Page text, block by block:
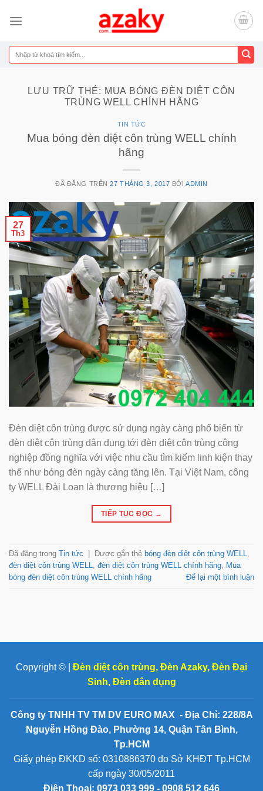
đến
dung
Tìm
kiếm:
LƯU TRỮ THẺ: MUA BÓNG ĐÈN DIỆT CÔN
TRÙNG WELL CHÍNH HÃNG
TIN TỨC
Mua bóng đèn diệt côn trùng WELL chính
hãng
ĐÃ ĐĂNG TRÊN27 THÁNG 3, 2017 BỞIADMIN
27
Th3
Đèn diệt côn trùng được sử dụng ngày càng phổ biến từ
đèn diệt côn trùng dân dụng tới đèn diệt côn trùng công
nghiệp đồng nghĩa với việc nhu cầu tìm kiếm linh kiện thay
thế như bóng đèn ngày càng tăng lên. Tại Việt Nam, công
ty WELL Đài Loan là thương hiệu […]
TIẾP TỤC ĐỌC →
Đã đăng trong Tin tức Được gắn thẻ bóng đèn diệt côn trùng WELL,
đèn diệt côn trùng WELL, đèn diệt côn trùng WELL chính hãng, Mua
bóng đèn diệt côn trùng WELL chính hãng
Để lại một bình luận
Copyright © | Đèn diệt côn trùng, Đèn Azaky, Đèn Đại
Sinh, Đèn dân dụng
Công ty TNHH TV TM DV EURO MAX - Địa Chỉ: 228/8A
Nguyễn Hồng Đào, Phường 14, Quận Tân Bình,
Tp.HCM
Giấy phép ĐKKD số: 0310886370 do Sở KHĐT Tp.HCM
cấp ngày 30/05/2011
Điện Thoại: 0973 033 999 - 0908 512 646